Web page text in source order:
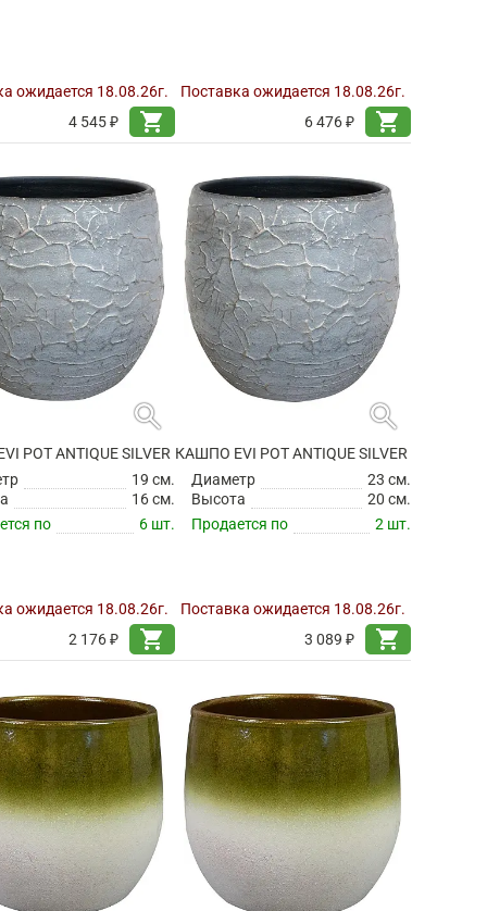
ожидается 18.08.26г.
4 545 ₽
shopping_cart
Поставка ожидается 18.08.26г.
6 476 ₽
shopping_cart
search
POT ANTIQUE SILVER
19 см.
16 см.
по
6 шт.
ожидается 18.08.26г.
2 176 ₽
shopping_cart
search
КАШПО EVI POT ANTIQUE SILVER
Диаметр
23 см.
Высота
20 см.
Продается по
2 шт.
Поставка ожидается 18.08.26г.
3 089 ₽
shopping_cart